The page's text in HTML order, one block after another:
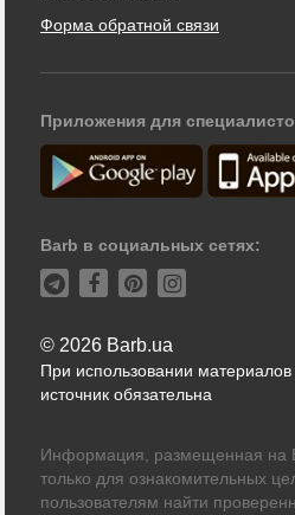
Форма обратной связи
Приложения для
Barb в социальных сетях:
© 2026 Barb.ua
При использовании материалов
источник обязательна
Информация, размещенная на
только для ознакомительных
пользователям найти